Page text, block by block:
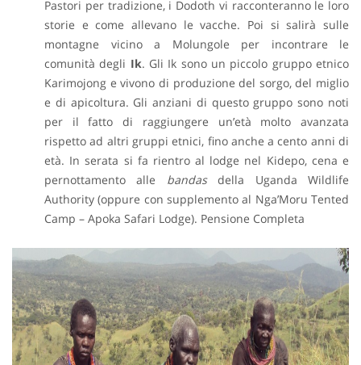
Pastori per tradizione, i Dodoth vi racconteranno le loro
storie e come allevano le vacche. Poi si salirà sulle
montagne vicino a Molungole per incontrare le
comunità degli Ik. Gli Ik sono un piccolo gruppo etnico
Karimojong e vivono di produzione del sorgo, del miglio
e di apicoltura. Gli anziani di questo gruppo sono noti
per il fatto di raggiungere un’età molto avanzata
rispetto ad altri gruppi etnici, fino anche a cento anni di
età. In serata si fa rientro al lodge nel Kidepo, cena e
pernottamento alle bandasdella Uganda Wildlife
Authority (oppure con supplemento al Nga’Moru Tented
Camp – Apoka Safari Lodge). Pensione Completa